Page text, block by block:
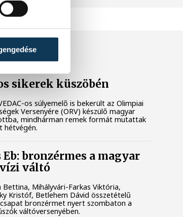
sikerek küszöbén
os súlyemelő is bekerült az Olimpiai
Versenyére (ORV) készülő magyar
mindhárman remek formát mutattak
hétvégén.
Eb: bronzérmes a magyar
váltó
Bettina, Mihályvári-Farkas Viktória,
Kristóf, Betlehem Dávid összetételű
bronzérmet nyert szombaton a
váltóversenyében.